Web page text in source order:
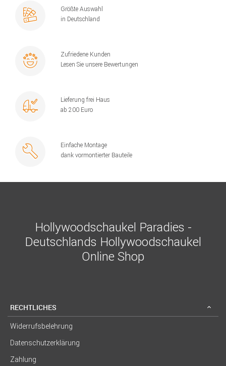
Größte Auswahl
in Deutschland
Zufriedene Kunden
Lesen Sie unsere Bewertungen
Lieferung frei Haus
ab 200 Euro
Einfache Montage
dank vormontierter Bauteile
Hollywoodschaukel Paradies -
Deutschlands Hollywoodschaukel
Online Shop
RECHTLICHES
Widerrufsbelehrung
Datenschutzerklärung
Zahlung